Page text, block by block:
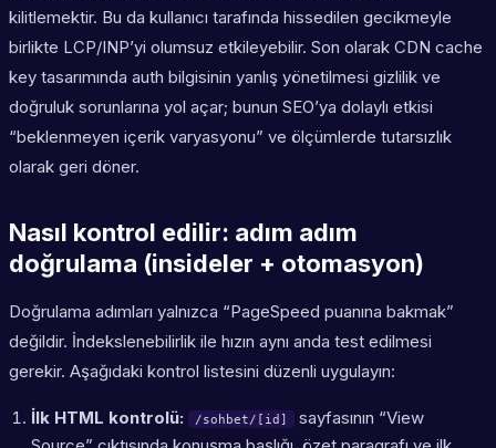
kilitlemektir. Bu da kullanıcı tarafında hissedilen gecikmeyle
birlikte LCP/INP’yi olumsuz etkileyebilir. Son olarak CDN cache
key tasarımında auth bilgisinin yanlış yönetilmesi gizlilik ve
doğruluk sorunlarına yol açar; bunun SEO’ya dolaylı etkisi
“beklenmeyen içerik varyasyonu” ve ölçümlerde tutarsızlık
olarak geri döner.
Nasıl kontrol edilir: adım adım
doğrulama (insideler + otomasyon)
Doğrulama adımları yalnızca “PageSpeed puanına bakmak”
değildir. İndekslenebilirlik ile hızın aynı anda test edilmesi
gerekir. Aşağıdaki kontrol listesini düzenli uygulayın:
İlk HTML kontrolü: /sohbet/[id]
sayfasının “View